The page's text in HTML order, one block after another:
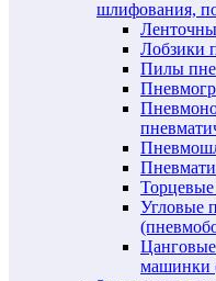
шлифования,
Лобзики
Пилы
Угловые
машинки